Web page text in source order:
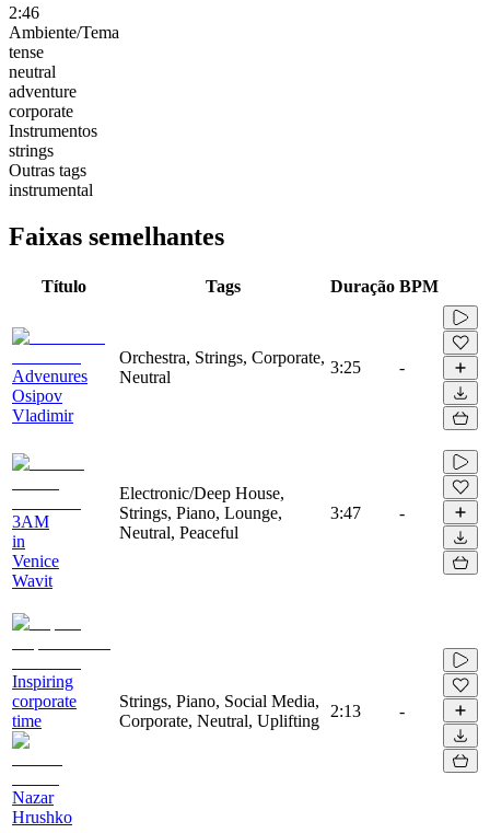
2:46
Ambiente/Tema
tense
neutral
adventure
corporate
Instrumentos
strings
Outras tags
instrumental
Faixas semelhantes
Título Tags Duração BPM
Advenures
Osipov
Vladimir
Orchestra, Strings, Corporate,
Neutral
3:25 -
3AM
in
Venice
Wavit
Electronic/Deep House,
Strings, Piano, Lounge,
Neutral, Peaceful
3:47 -
Inspiring
corporate
time
Nazar
Hrushko
Strings, Piano, Social Media,
Corporate, Neutral, Uplifting
2:13 -